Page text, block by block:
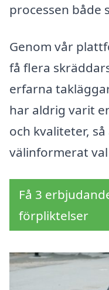
processen både
Genom vår
få flera
erfarna
har aldrig varit
och kvaliteter,
välinformerat
Få 3
förpliktelser